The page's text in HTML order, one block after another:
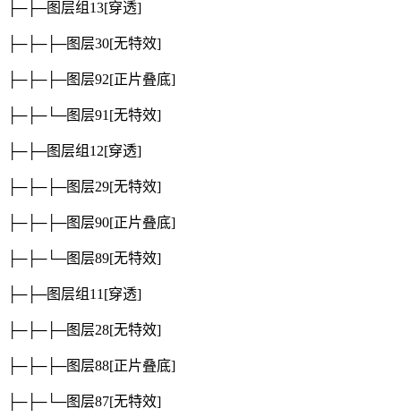
├─├─图层组13[穿透]
├─├─├─图层30[无特效]
├─├─├─图层92[正片叠底]
├─├─└─图层91 [无特效]
├─├─图层组12[穿透]
├─├─├─图层29[无特效]
├─├─├─图层90[正片叠底]
├─├─└─图层89[无特效]
├─├─图层组11 [穿透]
├─├─├─图层28[无特效]
├─├─├─图层88[正片叠底]
├─├─└─图层87[无特效]